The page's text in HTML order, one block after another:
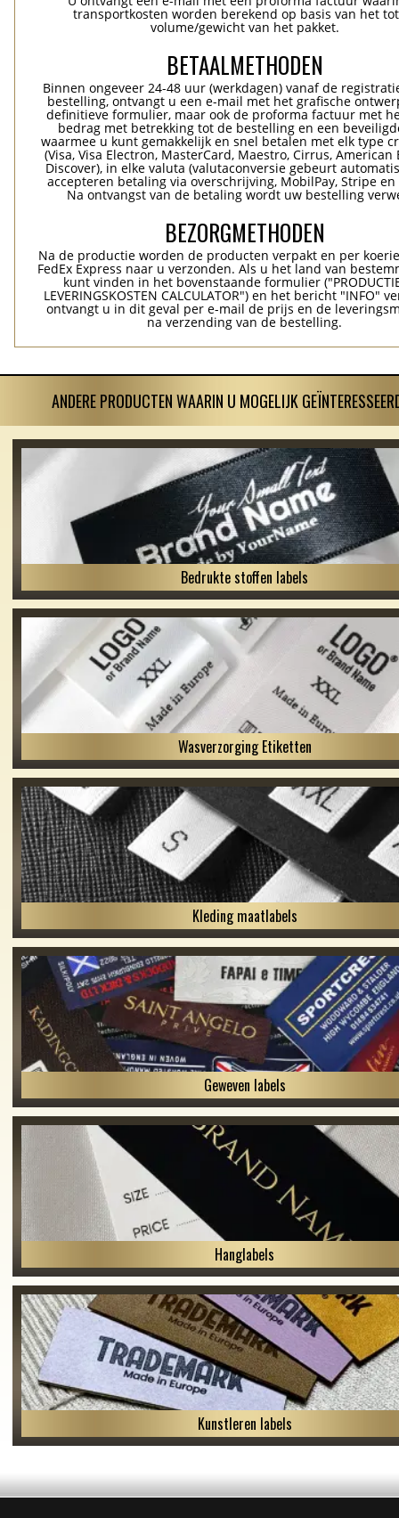
transportkosten worden berekend op basis van het
volume/gewicht van het pakket.
BETAALMETHODEN
Binnen ongeveer 24-48 uur (werkdagen) vanaf de
bestelling, ontvangt u een e-mail met het grafische
definitieve formulier, maar ook de proforma factuur met
bedrag met betrekking tot de bestelling en een
waarmee u kunt gemakkelijk en snel betalen met elk type
(Visa, Visa Electron, MasterCard, Maestro, Cirrus, American
Discover), in elke valuta (valutaconversie gebeurt
accepteren betaling via overschrijving, MobilPay, Stripe en
Na ontvangst van de betaling wordt uw bestelling
BEZORGMETHODEN
Na de productie worden de producten verpakt en per
FedEx Express naar u verzonden. Als u het land van
kunt vinden in het bovenstaande formulier
LEVERINGSKOSTEN CALCULATOR") en het bericht "INFO"
ontvangt u in dit geval per e-mail de prijs en de
na verzending van de bestelling.
ANDERE PRODUCTEN WAARIN U MOGELIJK
Bedrukte stoffen labels
Wasverzorging Etiketten
Kleding maatlabels
Geweven labels
Hanglabels
Kunstleren labels